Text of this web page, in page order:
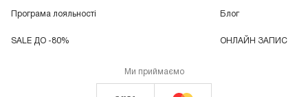
Програма лояльності
SALE ДО -80%
Блог
ОНЛАЙН ЗАПИС
Ми приймаємо